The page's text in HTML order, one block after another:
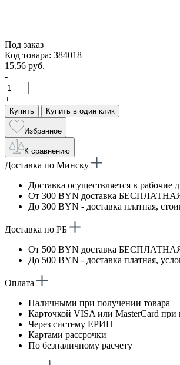
Под заказ
Код товара: 384018
15.56 руб.
-
+
Купить Купить в один клик
Избранное
К сравнению
Доставка по Минску
Доставка осуществляется в рабочие
От 300 BYN доставка
До 300 BYN - доставка платная,
Доставка по РБ
От 500 BYN доставка
До 500 BYN - доставка платная,
Оплата
Наличными при получении товара
Карточкой VISA или MasterCard при
Через систему ЕРИП
Картами рассрочки
По безналичному расчету